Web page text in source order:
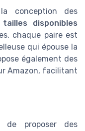
conception des
tailles disponibles
chaque paire est
qui épouse la
également des
Amazon, facilitant
de proposer des